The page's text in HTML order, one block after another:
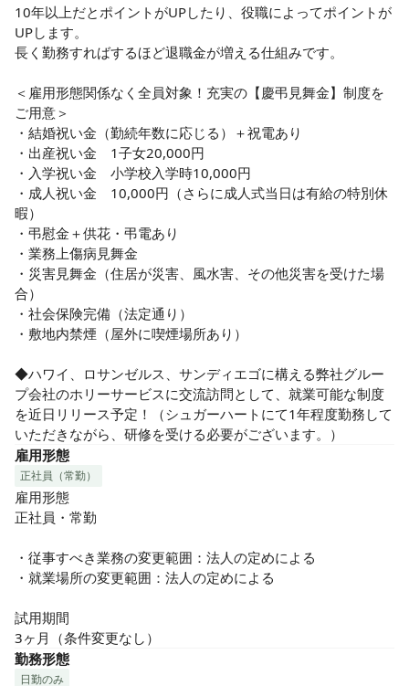
10年以上だとポイントがUPしたり、役職によってポイントが
UPします。
長く勤務すればするほど退職金が増える仕組みです。
＜雇用形態関係なく全員対象！充実の【慶弔見舞金】制度を
ご用意＞
・結婚祝い金（勤続年数に応じる）＋祝電あり
・出産祝い金　1子女20,000円
・入学祝い金　小学校入学時10,000円
・成人祝い金　10,000円（さらに成人式当日は有給の特別休
暇）
・弔慰金＋供花・弔電あり
・業務上傷病見舞金
・災害見舞金（住居が災害、風水害、その他災害を受けた場
合）
・社会保険完備（法定通り）
・敷地内禁煙（屋外に喫煙場所あり）
◆ハワイ、ロサンゼルス、サンディエゴに構える弊社グルー
プ会社のホリーサービスに交流訪問として、就業可能な制度
を近日リリース予定！（シュガーハートにて1年程度勤務して
いただきながら、研修を受ける必要がございます。）
雇用形態
正社員（常勤）
雇用形態
正社員・常勤
・従事すべき業務の変更範囲：法人の定めによる
・就業場所の変更範囲：法人の定めによる
試用期間
3ヶ月（条件変更なし）
勤務形態
日勤のみ